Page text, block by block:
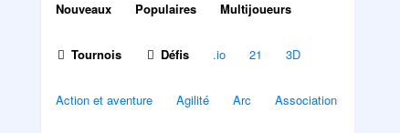
Nouveaux Populaires Multijoueurs
Tournois Défis .io 21 3D
Action et aventure Agilité Arc Association